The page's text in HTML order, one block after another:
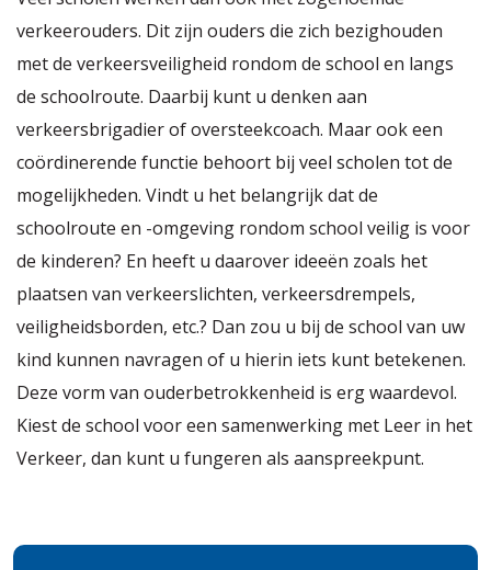
verkeerouders. Dit zijn ouders die zich bezighouden
met de verkeersveiligheid rondom de school en langs
de schoolroute. Daarbij kunt u denken aan
verkeersbrigadier of oversteekcoach. Maar ook een
coördinerende functie behoort bij veel scholen tot de
mogelijkheden. Vindt u het belangrijk dat de
schoolroute en -omgeving rondom school veilig is voor
de kinderen? En heeft u daarover ideeën zoals het
plaatsen van verkeerslichten, verkeersdrempels,
veiligheidsborden, etc.? Dan zou u bij de school van uw
kind kunnen navragen of u hierin iets kunt betekenen.
Deze vorm van ouderbetrokkenheid is erg waardevol.
Kiest de school voor een samenwerking met Leer in het
Verkeer, dan kunt u fungeren als aanspreekpunt.